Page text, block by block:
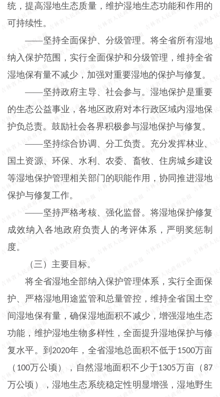
统，提高湿地生态质量，维护湿地生态功能和作用的
可持续性。
——坚持全面保护、分级管理。将全省所有湿地
纳入保护范围，实行全面保护和分级管理，维持全省
湿地保有量不减少，加强对重要湿地的保护与修复。
——坚持政府主导、社会参与。湿地保护是重要
的生态公益事业，各地区政府对本行政区域内湿地保
护负总责。鼓励社会各界积极参与湿地保护与修复。
——坚持综合协调、分工负责。充分发挥林业、
国土资源、环保、水利、农委、畜牧、住房城乡建设
等湿地保护管理相关部门的职能作用，协同推进湿地
保护与修复工作。
——坚持严格考核、强化监督。将湿地保护修复
成效纳入各地政府负责人的考评体系，严明奖惩制
度。
（三）主要目标。
将全省湿地全部纳入保护管理体系，实行全面保
护、严格湿地用途监管和总量管控，维持全省国土空
间湿地保有量，确保湿地面积不减少，增强湿地生态
功能，维护湿地生物多样性，全面提升湿地保护与修
复水平。到 2020年，全省湿地总面积不低于1500万亩
（ 100万公顷），自然湿地面积不少于1305万亩（87
万公顷），湿地生态系统稳定性明显增强，湿地野生